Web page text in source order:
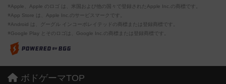
※Apple、Apple のロゴ は、米国および他の国々で登録されたApple Inc.の商標です。
※App Store は、Apple Inc.のサービスマークです。
※Android は、グーグル インコーポレイテッドの商標または登録商標です。
※Google Play とそのロゴは、Google Inc.の商標または登録商標です。
ボドゲーマTOP